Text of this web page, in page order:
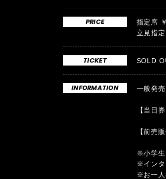
PRICE
指定席
立見指
TICKET SOLD
INFORMATION 一般発
【当日
【前売
※小学生
※インタ
※お一人